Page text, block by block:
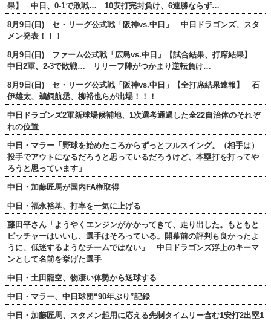
果】 中日、0-1で敗戦… 10安打完封負け、6連勝ならず…
8月9日(日) セ・リーグ公式戦「阪神vs.中日」 中日ドラゴンズ、スタ
メン発表！！！
8月9日(日) ファーム公式戦「広島vs.中日」【試合結果、打席結果】
中日2軍、2-3で敗戦… リリーフ陣がつかまり逆転負け…
8月9日(日) セ・リーグ公式戦「阪神vs.中日」【全打席結果速報】 石
伊雄太、鵜飼航丞、柳裕也らが出場！！！
中日ドラゴンズ2軍新球場候補地、1次選考通過した全22自治体のそれぞ
れの位置
中日・マラー「野球を始めたころからずっとフルスイング。（相手は）
投手でアウトになるだろうと思っているだろうけど、本塁打を打ってや
ろうと思っています」
中日・加藤匠馬が国内FA権取得
中日・福永裕基、打率を一気に上げる
藤田平さん「ようやくエンジンがかかってきて、走り出した。もともと
ピッチャーはいいし、選手はそろっている。開幕前の評判も良かったよ
うに、低迷するようなチームではない」 中日ドラゴンズ浮上のキーマ
ンとして名前を挙げた選手
中日・土田龍空、物凄い体勢から送球する
中日・マラー、中日球団“90年ぶり”記録
中日・加藤匠馬、スタメン起用に応える先制タイムリー含む1安打2出塁1